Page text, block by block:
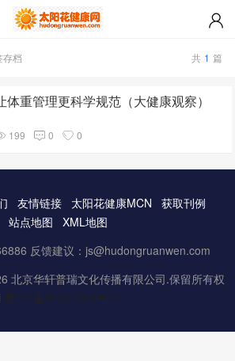
存档 共 1 篇
体重管理更科学规范（大健康观察）
199 0 0
友情链接 太阳花健康MCN
获取刊例
站点地图
XML地图
反馈建议：js@hudongruanwen.com
北京华轩普瑞文化传播有限公司.保留所有权
京ICP备16061888号-3